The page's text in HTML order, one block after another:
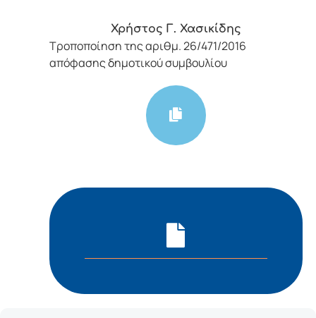
Χρήστος Γ. Χασικίδης
Τροποποίηση της αριθμ. 26/471/2016
απόφασης δημοτικού συμβουλίου